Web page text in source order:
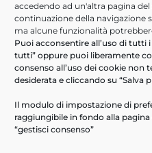
accedendo ad un'altra pagina
continuazione della navigazione
ma alcune funzionalità
Puoi acconsentire all’uso di tutti
tutti” oppure puoi liberamente
consenso all’uso dei cookie non
desiderata e cliccando su “Salva
Il modulo di impostazione di
raggiungibile in fondo alla
“gestisci consenso”
Marzo 2020
Febbraio 2020
Gennaio 2020
ULTIMI ARTICOLI
Help Desk Informatici
PA Digitale in cloud- webinar